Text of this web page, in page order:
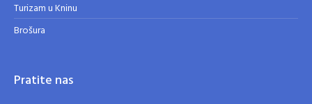
Turizam u Kninu
Brošura
Pratite nas